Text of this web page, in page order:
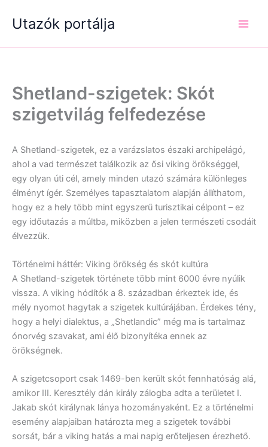
Utazók portálja
Shetland-szigetek: Skót
szigetvilág felfedezése
A Shetland-szigetek, ez a varázslatos északi archipelágó,
ahol a vad természet találkozik az ősi viking örökséggel,
egy olyan úti cél, amely minden utazó számára különleges
élményt ígér. Személyes tapasztalatom alapján állíthatom,
hogy ez a hely több mint egyszerű turisztikai célpont – ez
egy időutazás a múltba, miközben a jelen természeti csodáit
élvezzük.
Történelmi háttér: Viking örökség és skót kultúra
A Shetland-szigetek története több mint 6000 évre nyúlik
vissza. A viking hódítók a 8. században érkeztek ide, és
mély nyomot hagytak a szigetek kultúrájában. Érdekes tény,
hogy a helyi dialektus, a „Shetlandic” még ma is tartalmaz
ónorvég szavakat, ami élő bizonyítéka ennek az
örökségnek.
A szigetcsoport csak 1469-ben került skót fennhatóság alá,
amikor III. Keresztély dán király zálogba adta a területet I.
Jakab skót királynak lánya hozományaként. Ez a történelmi
esemény alapjaiban határozta meg a szigetek további
sorsát, bár a viking hatás a mai napig erőteljesen érezhető.